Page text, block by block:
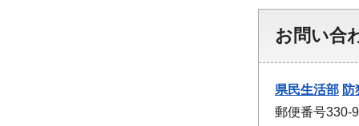
お問い合
県民生活部
郵便番号330-